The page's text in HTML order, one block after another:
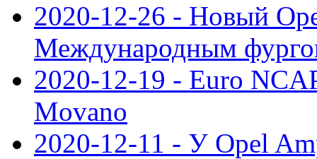
2020-12-26 - Новый
Международным
2020-12-19 - Euro
Movano
2020-12-11 - У Opel